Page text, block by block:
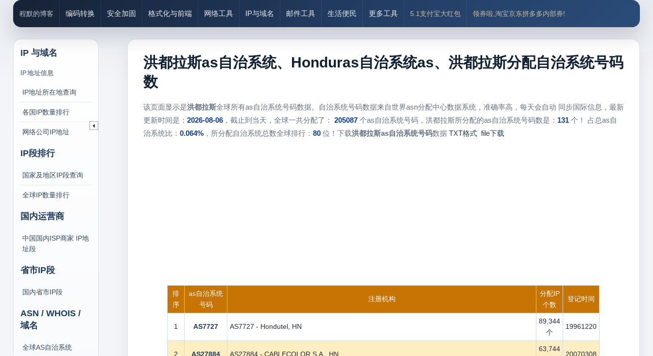
程默的博客 编码转换 安全加固 格式化与前端 网络工具 IP与域名 邮件工具 生活便民 更多工具 5.1支付宝大红包 领券啦,淘宝京东拼多多内部券!
IP 与域名
IP地址信息
IP地址所在地查询
各国IP数量排行
网络公司IP地址
IP段排行
国家及地区IP段查询
全球IP数量排行
国内运营商
中国国内ISP商家 IP地
址段
省市IP段
国内省市IP段
ASN / WHOIS /
域名
全球AS自治系统
洪都拉斯as自治系统、Honduras自治系统as、洪都拉斯分配自治系统号码
数
该页面显示是洪都拉斯全球所有as自治系统号码数据。自治系统号码数据来自世界asn分配中心数据系统，准确率高，每天会自动 同步国际信息，最新
更新时间是： 2026-08-06，截止到当天，全球一共分配了： 205087个as自治系统号码，洪都拉斯所分配的as自治系统号码数是： 131个！ 占总as自
治系统比： 0.064%，所分配自治系统总数全球排行： 80位！下载洪都拉斯as自治系统号码数据 TXT格式 file下载
排
序
as自治系统
号码
注册机构
分配IP
个数
登记时间
1 AS7727 AS7727 - Hondutel, HN
89,344
个
19961220
2 AS27884 AS27884 - CABLECOLOR S.A., HN
63,744
20070308